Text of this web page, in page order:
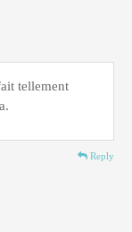
tellement
Reply